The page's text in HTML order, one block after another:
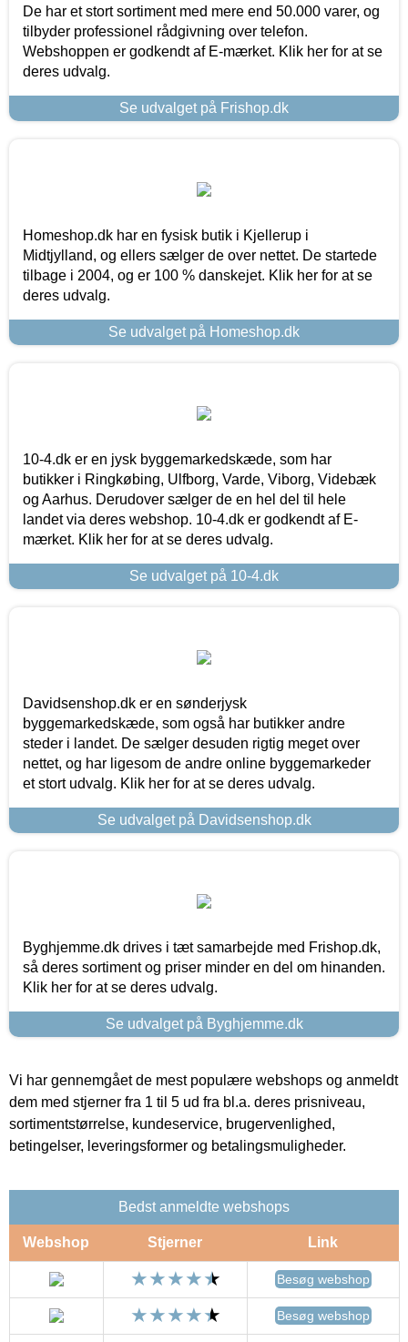
De har et stort sortiment med mere end 50.000 varer, og
tilbyder professionel rådgivning over telefon.
Webshoppen er godkendt af E-mærket. Klik her for at se
deres udvalg.
Se udvalget på Frishop.dk
Homeshop.dk har en fysisk butik i Kjellerup i
Midtjylland, og ellers sælger de over nettet. De startede
tilbage i 2004, og er 100 % danskejet. Klik her for at se
deres udvalg.
Se udvalget på Homeshop.dk
10-4.dk er en jysk byggemarkedskæde, som har
butikker i Ringkøbing, Ulfborg, Varde, Viborg, Videbæk
og Aarhus. Derudover sælger de en hel del til hele
landet via deres webshop. 10-4.dk er godkendt af E-
mærket. Klik her for at se deres udvalg.
Se udvalget på 10-4.dk
Davidsenshop.dk er en sønderjysk
byggemarkedskæde, som også har butikker andre
steder i landet. De sælger desuden rigtig meget over
nettet, og har ligesom de andre online byggemarkeder
et stort udvalg. Klik her for at se deres udvalg.
Se udvalget på Davidsenshop.dk
Byghjemme.dk drives i tæt samarbejde med Frishop.dk,
så deres sortiment og priser minder en del om hinanden.
Klik her for at se deres udvalg.
Se udvalget på Byghjemme.dk
Vi har gennemgået de mest populære webshops og anmeldt
dem med stjerner fra 1 til 5 ud fra bl.a. deres prisniveau,
sortimentstørrelse, kundeservice, brugervenlighed,
betingelser, leveringsformer og betalingsmuligheder.
Bedst anmeldte webshops
Webshop Stjerner Link
Besøg webshop
Besøg webshop